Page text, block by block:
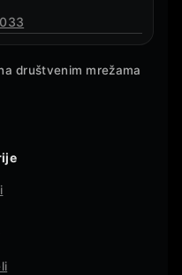
društvenim mrežama